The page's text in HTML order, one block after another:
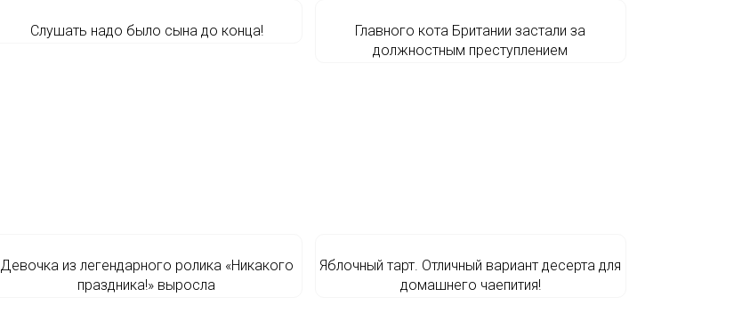
Слушать надо было сына до конца!
Главного кота Британии застали за
должностным преступлением
Девочка из легендарного ролика «Никакого
праздника!» выросла
Яблочный тарт. Отличный вариант десерта для
домашнего чаепития!